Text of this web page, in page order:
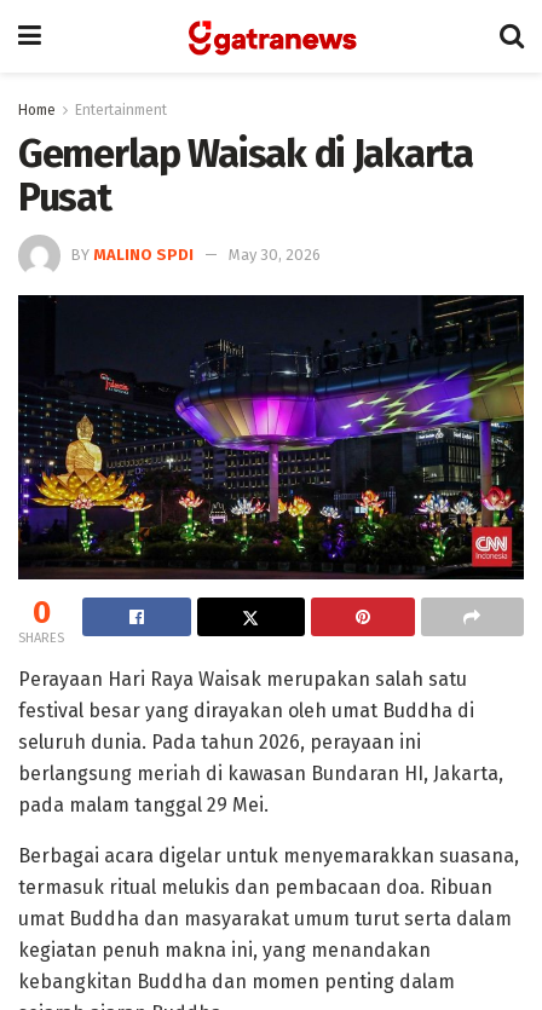
Home Entertainment
Gemerlap Waisak di Jakarta
Pusat
BY MALINO SPDI May 30, 2026
0
SHARES
Perayaan Hari Raya Waisak merupakan salah satu
festival besar yang dirayakan oleh umat Buddha di
seluruh dunia. Pada tahun 2026, perayaan ini
berlangsung meriah di kawasan Bundaran HI, Jakarta,
pada malam tanggal 29 Mei.
Berbagai acara digelar untuk menyemarakkan suasana,
termasuk ritual melukis dan pembacaan doa. Ribuan
umat Buddha dan masyarakat umum turut serta dalam
kegiatan penuh makna ini, yang menandakan
kebangkitan Buddha dan momen penting dalam